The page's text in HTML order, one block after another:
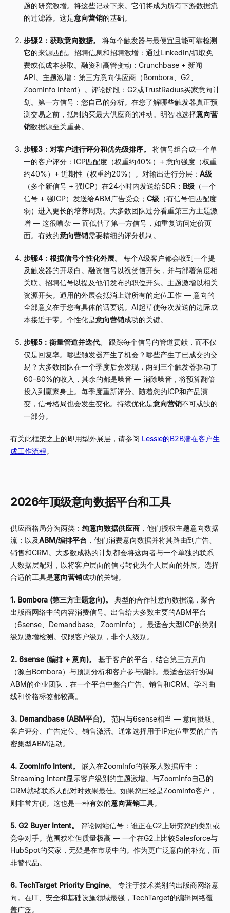
题的研究激增。将这些记录下来。它们将成为所有下游数据流
的过滤器。这是意向营销的基础。
步骤2：获取意向数据。
将每个触发器与最便宜且能可靠检测
它的来源匹配。招聘信息和招聘激增：通过LinkedIn/抓取免
费或低成本获取。融资和高管变动：Crunchbase + 新闻
API。主题激增：第三方意向供应商（Bombora、G2、
ZoomInfo Intent）。评论阶段：G2或TrustRadius买家意向计
划。第一方信号：您自己的分析。在您了解哪些触发器真正预
测交易之前，抵制购买最大供应商的冲动。明智地选择意向营
销数据源至关重要。
步骤3：对客户进行评分和优先级排序。
将信号组合成一个单
一的客户评分：ICP匹配度（权重约40%）+ 意向强度（权重
约40%）+ 近期性（权重约20%）。对输出进行分层： A级
（多个新信号 + 强ICP）在24小时内发送给SDR； B级 （一个
信号 + 强ICP）发送给ABM广告受众； C级 （有信号但匹配度
弱）进入更长的培养周期。大多数团队过分看重第三方主题激
增 — 这很嘈杂 — 而低估了第一方信号，如重复访问定价页
面。有效的意向营销需要精细的评分机制。
步骤4：根据信号个性化外展。
每个A级客户都会收到一个提
及触发器的开场白。融资信号以祝贺信开头，并与部署角度相
关联。招聘信号以提及他们发布的职位开头。主题激增以相关
资源开头。通用的外展会抵消上游所有的定位工作 — 意向的
全部意义在于您有具体的话要说。AI起草使每次发送的边际成
本接近于零。个性化是意向营销成功的关键。
步骤5：衡量管道并迭代。
跟踪每个信号的管道贡献，而不仅
仅是回复率。哪些触发器产生了机会？哪些产生了已成交的交
易？大多数团队在一个季度后会发现，两到三个触发器驱动了
60–80%的收入，其余的都是噪音 — 消除噪音，将预算翻倍
投入到赢家身上。每季度重新评分。随着您的ICP和产品演
变，信号格局也会发生变化。持续优化是意向营销不可或缺的
一部分。
有关此框架之上的即用型外展层，请参阅 Lessie的B2B潜在客户生
成工作流程。
2026年顶级意向数据平台和工具
供应商格局分为两类： 纯意向数据供应商 ，他们授权主题意向数据
流；以及ABM/编排平台 ，他们消费意向数据并将其路由到广告、
销售和CRM。大多数成熟的计划都会将这两者与一个单独的联系
人数据层配对，以将客户层面的信号转化为个人层面的外展。选择
合适的工具是意向营销成功的关键。
1. Bombora (第三方主题意向)。
典型的合作社意向数据流，聚合
出版商网络中的内容消费信号。出售给大多数主要的ABM平台
（6sense、Demandbase、ZoomInfo）。最适合大型ICP的类别
级别激增检测。仅限客户级别，非个人级别。
2. 6sense (编排 + 意向)。
基于客户的平台，结合第三方意向
（源自Bombora）与预测分析和客户参与编排。最适合运行协调
ABM的企业团队，在一个平台中整合广告、销售和CRM。学习曲
线和价格标签都较高。
3. Demandbase (ABM平台)。 范围与6sense相当 — 意向摄取、
客户评分、广告定位、销售激活。通常选择用于IP定位重要的广告
密集型ABM活动。
4. ZoomInfo Intent。
嵌入在ZoomInfo的联系人数据库中；
Streaming Intent显示客户级别的主题激增。与ZoomInfo自己的
CRM就绪联系人配对时效果最佳。如果您已经是ZoomInfo客户，
则非常方便。这也是一种有效的意向营销工具。
5. G2 Buyer Intent。
评论网站信号：谁正在G2上研究您的类别或
竞争对手。范围狭窄但质量极高 — 一个在G2上比较Salesforce与
HubSpot的买家，无疑是在市场中的。作为更广泛意向的补充，而
非替代品。
6. TechTarget Priority Engine。
专注于技术类别的出版商网络意
向。在IT、安全和基础设施领域最强，TechTarget的编辑网络覆
盖广泛。